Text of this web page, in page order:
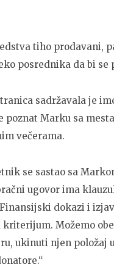
tiho prodavani,
posrednika da bi se
sadržavala je
poznat Marku sa
večerama.
se sastao sa
ugovor ima
dokazi i
kriterijum. Možemo
ukinuti njen položaj